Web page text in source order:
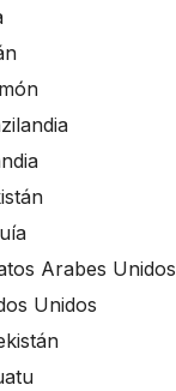
Arabes Unidos
Unidos